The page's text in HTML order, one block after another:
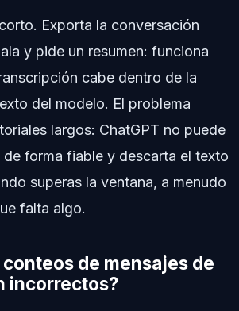
Exporta la conversación
y pide un resumen: funciona
cabe dentro de la
del modelo. El problema
largos: ChatGPT no puede
de forma fiable y descarta el texto
superas la ventana, a menudo
falta algo.
de mensajes de
incorrectos?